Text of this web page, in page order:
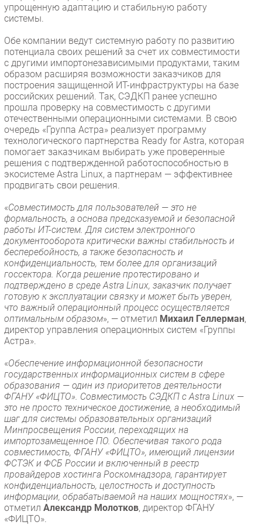
Тестовый стенд
Каталог компаний
упрощенную адаптацию и стабильную работу
системы.
Обе компании ведут системную работу по развитию
потенциала своих решений за счет их совместимости
с другими импортонезависимыми продуктами, таким
образом расширяя возможности заказчиков для
построения защищенной ИТ-инфраструктуры на базе
российских решений. Так, СЭДКП ранее успешно
прошла проверку на совместимость с другими
отечественными операционными системами. В свою
очередь «Группа Астра» реализует программу
технологического партнерства Ready for Astra, которая
помогает заказчикам выбирать уже проверенные
решения с подтвержденной работоспособностью в
экосистеме Astra Linux, а партнерам — эффективнее
продвигать свои решения.
«Совместимость для пользователей — это не
формальность, а основа предсказуемой и безопасной
работы ИТ-систем. Для систем электронного
документооборота критически важны стабильность и
бесперебойность, а также безопасность и
конфиденциальность, тем более для организаций
госсектора. Когда решение протестировано и
подтверждено в среде Astra Linux, заказчик получает
готовую к эксплуатации связку и может быть уверен,
что важный операционный процесс осуществляется
оптимальным образом», — отметил Михаил Геллерман,
директор управления операционных систем «Группы
Астра».
«Обеспечение информационной безопасности
государственных информационных систем в сфере
образования — один из приоритетов деятельности
ФГАНУ «ФИЦТО». Совместимость СЭДКП с Astra Linux —
это не просто техническое достижение, а необходимый
шаг для системы образовательных организаций
Минпросвещения России, переходящих на
импортозамещенное ПО. Обеспечивая такого рода
совместимость, ФГАНУ «ФИЦТО», имеющий лицензии
ФСТЭК и ФСБ России и включенный в реестр
провайдеров хостинга Роскомнадзора, гарантирует
конфиденциальность, целостность и доступность
информации, обрабатываемой на наших мощностях», —
отметил Александр Молотков, директор ФГАНУ
«ФИЦТО».